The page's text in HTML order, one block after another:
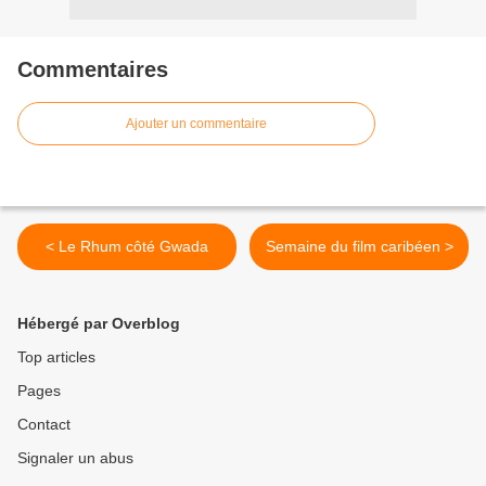
Commentaires
Ajouter un commentaire
< Le Rhum côté Gwada Semaine du film caribéen >
Hébergé par Overblog
Top articles
Pages
Contact
Signaler un abus